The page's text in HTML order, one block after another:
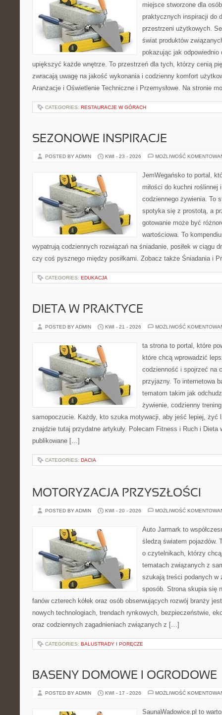
miejsce stworzone dla
praktycznych inspiracji do
przestrzeni użytkowych.
świat produktów
pokazując jak odpowiednio
upiększyć każde wnętrze. To przestrzeń dla tych, którzy cenią
zwracają uwagę na jakość wykonania i codzienny komfort
Aranżacje i Oświetlenie Techniczne i Przemysłowe. Na stronie
CATEGORIES: RESTAURACJE W GÓRACH
SEZONOWE INSPIRACJE
POSTED BY ADMIN KWI - 23 - 2026 MOŻLIWOŚĆ
JemWegańsko to portal,
miłości do kuchni roślinnej
codziennego żywienia. To
spotyka się z prostotą, a
gotowanie może być
wartościowa. To
wypatrują codziennych rozwiązań na śniadanie, posiłek w ciągu
czy coś pysznego między posiłkami. Zobacz także Śniadania i
CATEGORIES: EDUKACJA
DIETA W PRAKTYCE
POSTED BY ADMIN KWI - 21 - 2026 MOŻLIWOŚĆ
ta strona to portal, które
które chcą wprowadzić
codzienność i spojrzeć na
przyjazny. To internetowa
tematom takim jak
żywienie, codzienny
samopoczucie. Każdy, kto szuka motywacji, aby jeść lepiej, żyć
znajdzie tutaj przydatne artykuły. Polecam Fitness i Ruch i Dieta
publikowane […]
CATEGORIES: DACIA
MOTORYZACJA PRZYSZŁOŚCI
POSTED BY ADMIN KWI - 20 - 2026 MOŻLIWOŚĆ
Auto Jarmark to
śledzą światem pojazdów.
o czytelnikach, którzy
tematach związanych z
szukają treści podanych w
sposób. Strona skupia się
fanów czterech kółek oraz osób obserwujących rozwój branży
nowych technologiach, trendach rynkowych, bezpieczeństwie,
oraz codziennych zagadnieniach związanych z […]
CATEGORIES: BALUSTRADY I PORĘCZE
BASENY DOMOWE I OGRODOWE
POSTED BY ADMIN KWI - 17 - 2026 MOŻLIWOŚĆ
SaunaWadowice.pl to